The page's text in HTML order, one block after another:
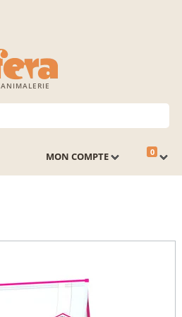
ANIMALERIE
0
MON COMPTE